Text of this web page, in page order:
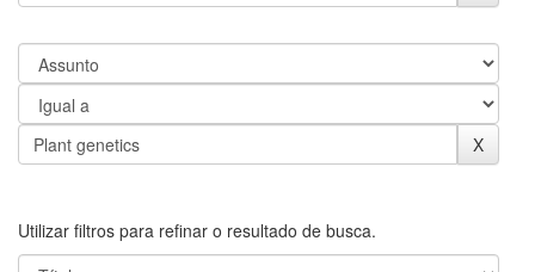
Utilizar filtros para refinar o resultado de busca.